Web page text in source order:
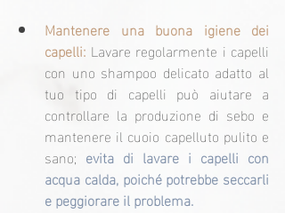
Mantenere una buona igiene dei
capelli: Lavare regolarmente i capelli
con uno shampoo delicato adatto al
tuo tipo di capelli può aiutare a
controllare la produzione di sebo e
mantenere il cuoio capelluto pulito e
sano; evita di lavare i capelli con
acqua calda, poiché potrebbe seccarli
e peggiorare il problema.